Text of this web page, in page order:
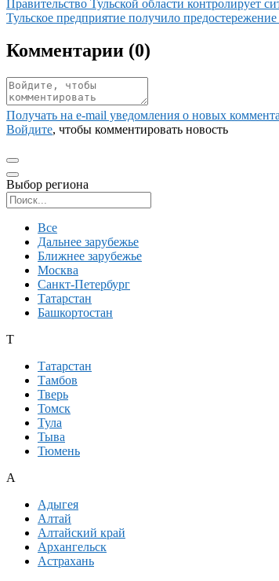
Правительство Тульской области контролирует
Иллюстрация новости
Тульское предприятие получило
Комментарии (0)
Получать на e‑mail уведомления о новых
Войдите, чтобы комментировать новость
Выбор региона
Все
Дальнее зарубежье
Ближнее зарубежье
Москва
Санкт-Петербург
Татарстан
Башкортостан
Т
Татарстан
Тамбов
Тверь
Томск
Тула
Тыва
Тюмень
А
Адыгея
Алтай
Алтайский край
Архангельск
Астрахань